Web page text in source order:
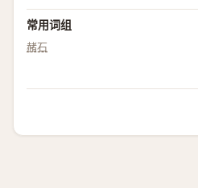
常用词组
赭石